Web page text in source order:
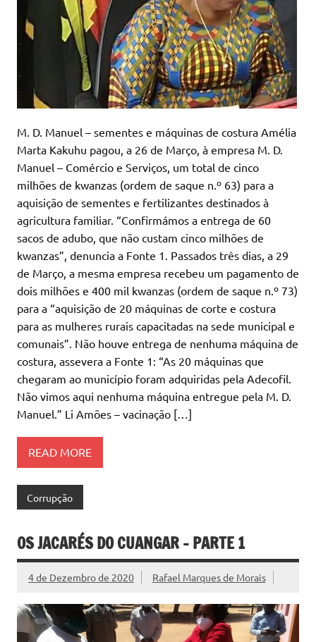
M. D. Manuel – sementes e máquinas de costura Amélia
Marta Kakuhu pagou, a 26 de Março, à empresa M. D.
Manuel – Comércio e Serviços, um total de cinco
milhões de kwanzas (ordem de saque n.º 63) para a
aquisição de sementes e fertilizantes destinados à
agricultura familiar. “Confirmámos a entrega de 60
sacos de adubo, que não custam cinco milhões de
kwanzas”, denuncia a Fonte 1. Passados três dias, a 29
de Março, a mesma empresa recebeu um pagamento de
dois milhões e 400 mil kwanzas (ordem de saque n.º 73)
para a “aquisição de 20 máquinas de corte e costura
para as mulheres rurais capacitadas na sede municipal e
comunais”. Não houve entrega de nenhuma máquina de
costura, assevera a Fonte 1: “As 20 máquinas que
chegaram ao município foram adquiridas pela Adecofil.
Não vimos aqui nenhuma máquina entregue pela M. D.
Manuel.” Li Amões – vacinação […]
READ MORE
Corrupção
OS JACARÉS DO CUANGAR – PARTE 1
4 de Dezembro de 2020 Rafael Marques de Morais